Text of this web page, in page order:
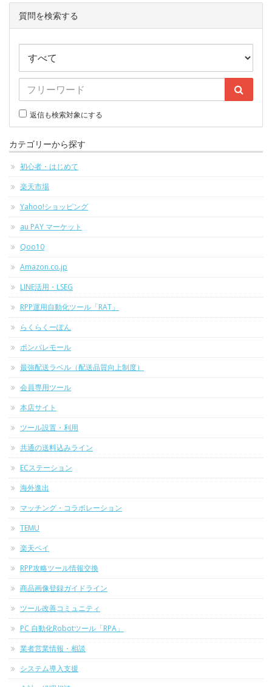
質問を検索する
返信も検索対象にする
カテゴリーから探す
初心者・はじめて
楽天市場
Yahoo!ショッピング
au PAY マーケット
Qoo10
Amazon.co.jp
LINE活用・LSEG
RPP運用自動化ツール「RAT」
らくらくーぽん
ポンパレモール
最強配送ラベル（配送品質向上制度）
会員専用ツール
本店サイト
ツール設置・利用
共通の送料込みライン
ECステーション
海外進出
マッチング・コラボレーション
TEMU
楽天ペイ
RPP攻略ツール情報交換
商品画像登録ガイドライン
ツール改善コミュニティ
PC 自動化Robotツール「RPA」
業者営業情報・相談
システム導入支援